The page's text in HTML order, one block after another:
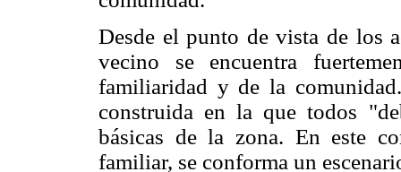
Desde el punto de vista de los
vecino se encuentra
familiaridad y de la
construida en la que todos
básicas de la zona. En este
familiar, se conforma un